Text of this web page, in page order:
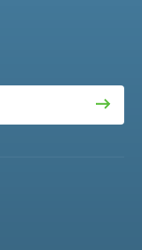
успіху
прикордонник
мовлення